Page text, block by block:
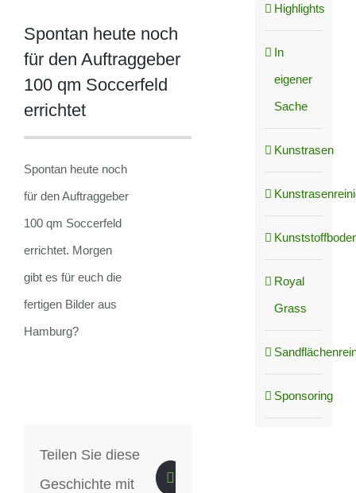
Spontan heute noch
für den Auftraggeber
100 qm Soccerfeld
errichtet
Spontan heute noch
für den Auftraggeber
100 qm Soccerfeld
errichtet. Morgen
gibt es für euch die
fertigen Bilder aus
Hamburg?
Teilen Sie diese
Geschichte mit
Highlights
In
eigener
Sache
Kunstrasen
Royal
Grass
Sponsoring